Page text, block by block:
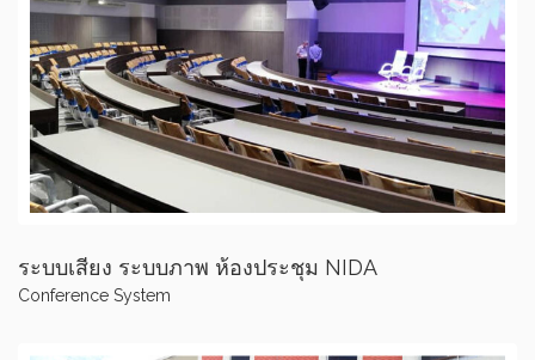
ระบบเสียง ระบบภาพ ห้องประชุม NIDA
Conference System